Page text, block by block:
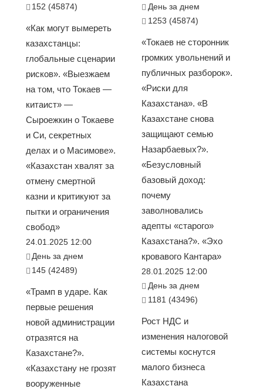
152 (45874)
«Как могут вымереть
казахстанцы:
глобальные сценарии
рисков». «Выезжаем
на том, что Токаев —
китаист» —
Сыроежкин о Токаеве
и Си, секретных
делах и о Масимове».
«Казахстан хвалят за
отмену смертной
казни и критикуют за
пытки и ограничения
свобод»
24.01.2025 12:00
День за днем
145 (42489)
«Трамп в ударе. Как
первые решения
новой администрации
отразятся на
Казахстане?».
«Казахстану не грозят
вооруженные
День за днем
1253 (45874)
«Токаев не сторонник
громких увольнений и
публичных разборок».
«Риски для
Казахстана». «В
Казахстане снова
защищают семью
Назарбаевых?».
«Безусловный
базовый доход:
почему
заволновались
адепты «старого»
Казахстана?». «Эхо
кровавого Кантара»
28.01.2025 12:00
День за днем
1181 (43496)
Рост НДС и
изменения налоговой
системы коснутся
малого бизнеса
Казахстана